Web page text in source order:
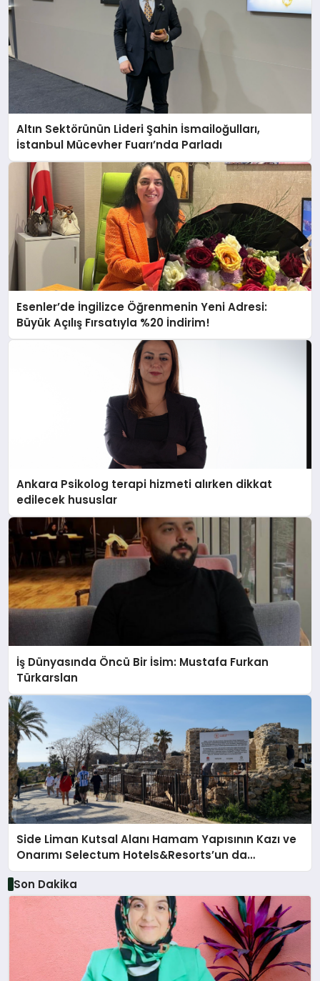
Altın Sektörünün Lideri Şahin İsmailoğulları,
İstanbul Mücevher Fuarı’nda Parladı ￼
Esenler’de İngilizce Öğrenmenin Yeni Adresi:
Büyük Açılış Fırsatıyla %20 İndirim!
Ankara Psikolog terapi hizmeti alırken dikkat
edilecek hususlar
İş Dünyasında Öncü Bir İsim: Mustafa Furkan
Türkarslan
Side Liman Kutsal Alanı Hamam Yapısının Kazı ve
Onarımı Selectum Hotels&Resorts’un da
Katkılarıyla Tamamlandı
Son Dakika